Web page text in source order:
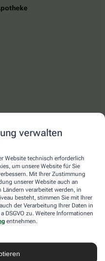
verwalten
Website technisch erforderlich
um unsere Website für Sie
Mit Ihrer Zustimmung
unserer Website auch an
verarbeitet werden, in
besteht, stimmen Sie mit Ihrer
der Verarbeitung Ihrer Daten in
DSGVO zu. Weitere Informationen
entnehmen.
Ihrer Apotheke vor Ort.